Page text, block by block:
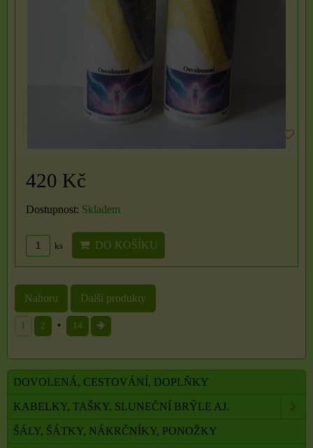
420 Kč
Dostupnost: Skladem
ks DO KOŠÍKU
Nahoru Další produkty
1 2 14
DOVOLENÁ, CESTOVÁNÍ, DOPLŇKY
KABELKY, TAŠKY, SLUNEČNÍ BRÝLE AJ.
ŠÁLY, ŠÁTKY, NÁKRČNÍKY, PONOŽKY